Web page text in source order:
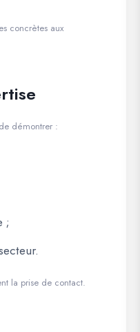
concrètes aux
démontrer :
;
la prise de contact.